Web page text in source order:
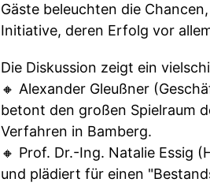
Gäste beleuchten die
Initiative, deren Erfolg vor
Die Diskussion zeigt ein
🔸 Alexander Gleußner
betont den großen Spielraum
Verfahren in Bamberg.
🔸 Prof. Dr.-Ing. Natalie Essig
und plädiert für einen